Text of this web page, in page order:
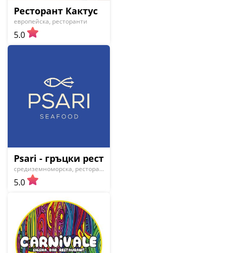
Ресторант Кактус
европейска, ресторанти
5.0
Psari - гръцки ресторант
средиземноморска, ресторанти
5.0